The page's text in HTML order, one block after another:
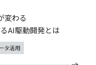
変わる
るAI駆動開発とは
タ活用